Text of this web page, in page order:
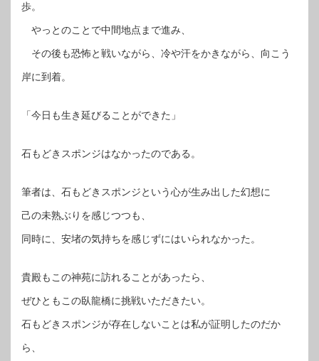
歩。
やっとのことで中間地点まで進み、
その後も恐怖と戦いながら、冷や汗をかきながら、向こう
岸に到着。
「今日も生き延びることができた」
石もどきスポンジはなかったのである。
筆者は、石もどきスポンジという心が生み出した幻想に
己の未熟ぶりを感じつつも、
同時に、安堵の気持ちを感じずにはいられなかった。
貴殿もこの神苑に訪れることがあったら、
ぜひともこの臥龍橋に挑戦いただきたい。
石もどきスポンジが存在しないことは私が証明したのだか
ら、